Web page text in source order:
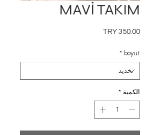
MAVİ TAKIM
boyut
*
الكمية *